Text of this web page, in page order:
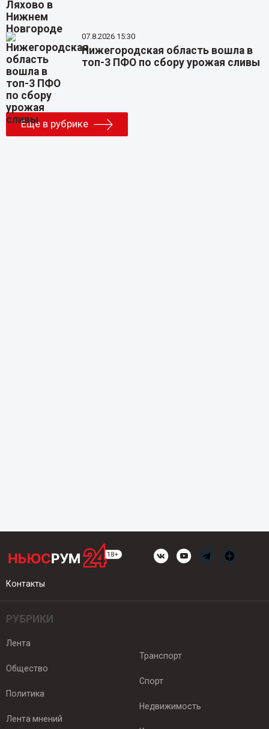
07.8.2026 15:30
Нижегородская область вошла в
топ-3 ПФО по сбору урожая сливы
Еще в рубрике
Контакты
РУБРИКИ
Лента
Общество
Политика
Лента мнений
Транспорт
Спорт
Недвижимость